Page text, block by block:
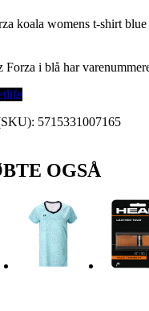
koala womens t-shirt
Forza i blå har
5715331007165
OGSÅ